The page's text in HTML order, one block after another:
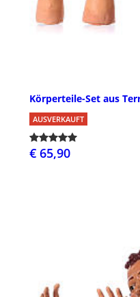
Körperteile-Set aus
AUSVERKAUFT
€ 65,90